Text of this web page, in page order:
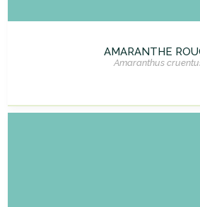
AMARANTHE
Amaranthus